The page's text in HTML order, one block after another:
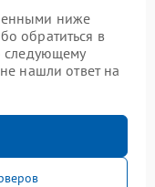
ниже
обратиться в
следующему
нашли ответ на